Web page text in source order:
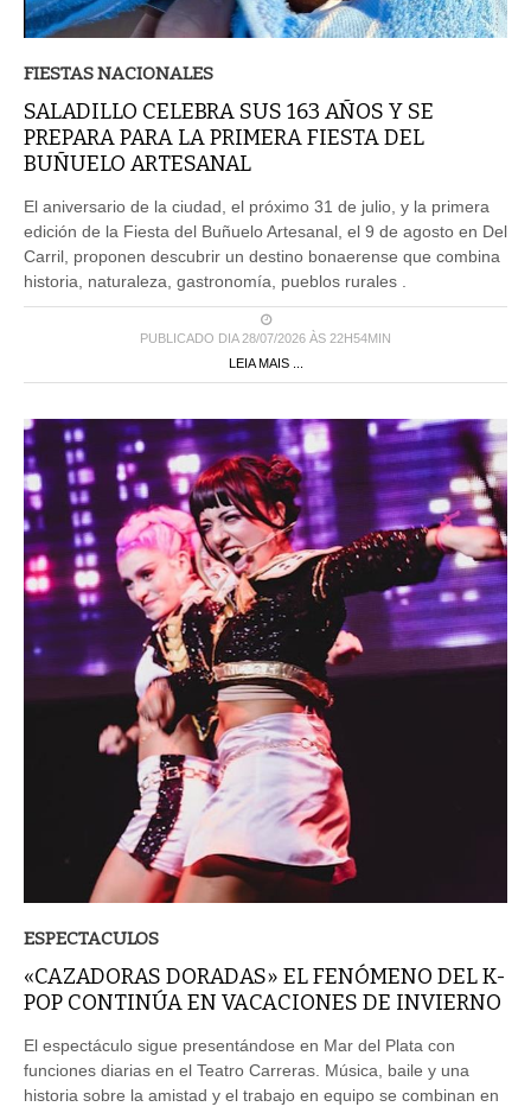
FIESTAS NACIONALES
SALADILLO CELEBRA SUS 163 AÑOS Y SE
PREPARA PARA LA PRIMERA FIESTA DEL
BUÑUELO ARTESANAL
El aniversario de la ciudad, el próximo 31 de julio, y la primera
edición de la Fiesta del Buñuelo Artesanal, el 9 de agosto en Del
Carril, proponen descubrir un destino bonaerense que combina
historia, naturaleza, gastronomía, pueblos rurales .
PUBLICADO DIA 28/07/2026 ÀS 22H54MIN
LEIA MAIS ...
ESPECTACULOS
«CAZADORAS DORADAS» EL FENÓMENO DEL K-
POP CONTINÚA EN VACACIONES DE INVIERNO
El espectáculo sigue presentándose en Mar del Plata con
funciones diarias en el Teatro Carreras. Música, baile y una
historia sobre la amistad y el trabajo en equipo se combinan en